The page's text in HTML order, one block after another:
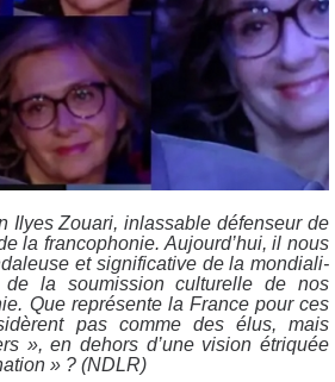
Ilyes Zoua­ri, inlas­sable défen­seur de
la fran­co­pho­nie. Aujourd’hui, il nous
et signi­fi­ca­tive de la mon­dia­li­
la sou­mis­sion cultu­relle de nos
Que repré­sente la France pour ces
pas comme des élus, mais
», en dehors d’une vision étri­quée
» ? (NDLR)